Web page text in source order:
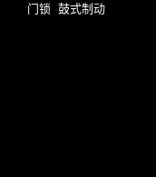
门锁 鼓式制动